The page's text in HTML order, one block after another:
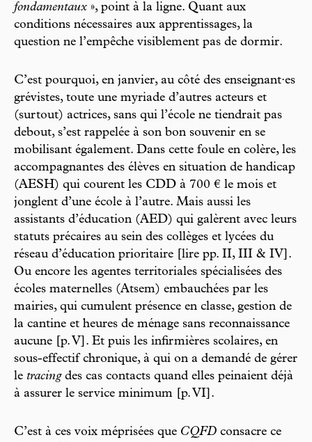
fondamentaux », point à la ligne. Quant aux
conditions nécessaires aux apprentissages, la
question ne l’empêche visiblement pas de dormir.
C’est pourquoi, en janvier, au côté des enseignant·es
grévistes, toute une myriade d’autres acteurs et
(surtout) actrices, sans qui l’école ne tiendrait pas
debout, s’est rappelée à son bon souvenir en se
mobilisant également. Dans cette foule en colère, les
accompagnantes des élèves en situation de handicap
(AESH) qui courent les CDD à 700 € le mois et
jonglent d’une école à l’autre. Mais aussi les
assistants d’éducation (AED) qui galèrent avec leurs
statuts précaires au sein des collèges et lycées du
réseau d’éducation prioritaire [lire pp. II, III & IV].
Ou encore les agentes territoriales spécialisées des
écoles maternelles (Atsem) embauchées par les
mairies, qui cumulent présence en classe, gestion de
la cantine et heures de ménage sans reconnaissance
aucune [p. V]. Et puis les infirmières scolaires, en
sous-effectif chronique, à qui on a demandé de gérer
le tracingdes cas contacts quand elles peinaient déjà
à assurer le service minimum [p. VI].
C’est à ces voix méprisées que CQFD consacre ce